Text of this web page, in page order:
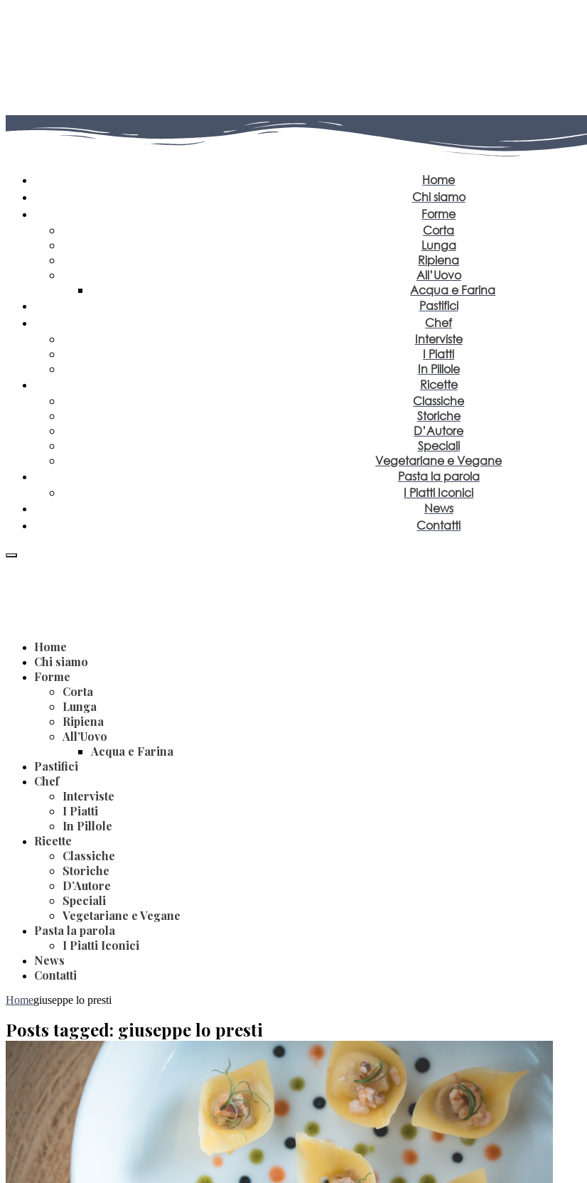
Home
Chi siamo
Forme
Corta
Lunga
Ripiena
All’Uovo
Acqua e Farina
Pastifici
Chef
Interviste
I Piatti
In Pillole
Ricette
Classiche
Storiche
D’Autore
Speciali
Vegetariane e Vegane
Pasta la parola
I Piatti Iconici
News
Contatti
Home
Chi siamo
Forme
Corta
Lunga
Ripiena
All’Uovo
Acqua e Farina
Pastifici
Chef
Interviste
I Piatti
In Pillole
Ricette
Classiche
Storiche
D’Autore
Speciali
Vegetariane e Vegane
Pasta la parola
I Piatti Iconici
News
Contatti
Homegiuseppe lo presti
Posts tagged: giuseppe lo presti